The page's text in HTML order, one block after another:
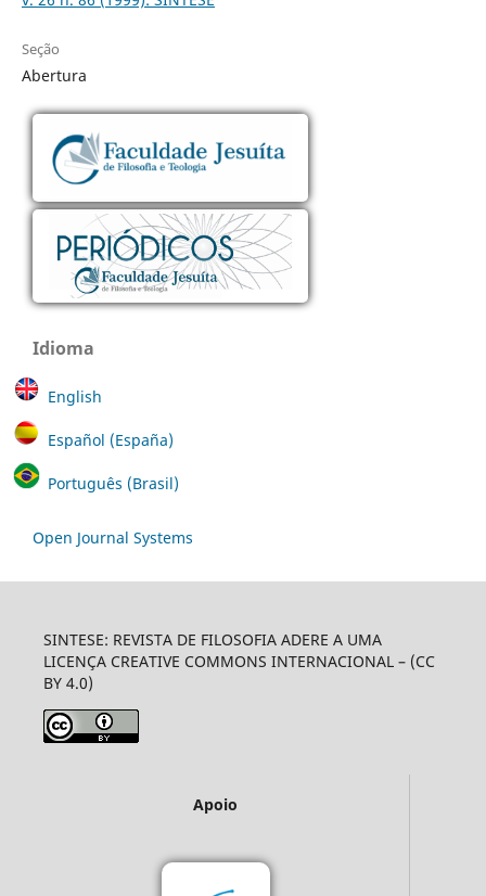
Seção
Abertura
Idioma
English
Español (España)
Português (Brasil)
Open Journal Systems
SINTESE: REVISTA DE FILOSOFIA ADERE A UMA
LICENÇA CREATIVE COMMONS INTERNACIONAL – (CC
BY 4.0)
Apoio